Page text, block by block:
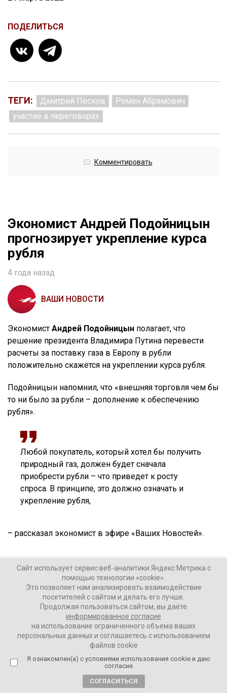
ПОДЕЛИТЬСЯ
ТЕГИ: Дмитрий Песков
Роман Абрамович
участие в переговорах
Комментировать
Экономист Андрей Подойницын
прогнозирует укрепление курса
рубля
4 года назад
ВАШИ НОВОСТИ
Экономист Андрей Подойницын полагает, что
решение президента Владимира Путина перевести
расчеты за поставку газа в Европу в рубли
положительно скажется на укреплении курса рубля.
Подойницын напомнил, что «внешняя торговля чем бы
то ни было за рубли – дополнение к обеспечению
рубля».
Любой покупатель, который хотел бы получить
природный газ, должен будет сначала
приобрести рубли – что приведет к росту
спроса. В принципе, это должно означать и
укрепление рубля,
– рассказал экономист в эфире «Ваших Новостей».
Ваши Новости
24 марта 2022
ПОДЕЛИТЬСЯ
Андрей Подойницын
Владимир Путин
Сайт использует сервис веб-аналитики Яндекс Метрика с
помощью технологии «cookie».
Это позволяет нам анализировать взаимодействие
посетителей с сайтом и делать его лучше.
Продолжая пользоваться сайтом, вы даёте
информированное согласие
на использование ограниченного объема ваших
персональных данных и соглашаетесь с использованием
файлов cookie
Я ознакомлен(а) с условиями использования cookie и даю
согласие
СОГЛАСИТЬСЯ